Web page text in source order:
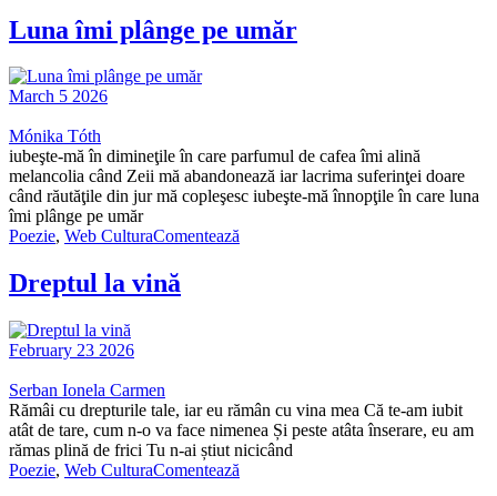
Luna îmi plânge pe umăr
March 5 2026
Mónika Tóth
iubeşte-mă în dimineţile în care parfumul de cafea îmi alină
melancolia când Zeii mă abandonează iar lacrima suferinţei doare
când răutăţile din jur mă copleşesc iubeşte-mă înnopţile în care luna
îmi plânge pe umăr
Poezie, Web CulturaComentează
Dreptul la vină
February 23 2026
Serban Ionela Carmen
Rămâi cu drepturile tale, iar eu rămân cu vina mea Că te-am iubit
atât de tare, cum n-o va face nimenea Și peste atâta înserare, eu am
rămas plină de frici Tu n-ai știut nicicând
Poezie, Web CulturaComentează